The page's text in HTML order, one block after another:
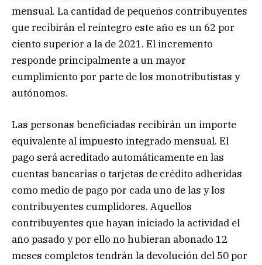
mensual. La cantidad de pequeños contribuyentes
que recibirán el reintegro este año es un 62 por
ciento superior a la de 2021. El incremento
responde principalmente a un mayor
cumplimiento por parte de los monotributistas y
autónomos.
Las personas beneficiadas recibirán un importe
equivalente al impuesto integrado mensual. El
pago será acreditado automáticamente en las
cuentas bancarias o tarjetas de crédito adheridas
como medio de pago por cada uno de las y los
contribuyentes cumplidores. Aquellos
contribuyentes que hayan iniciado la actividad el
año pasado y por ello no hubieran abonado 12
meses completos tendrán la devolución del 50 por